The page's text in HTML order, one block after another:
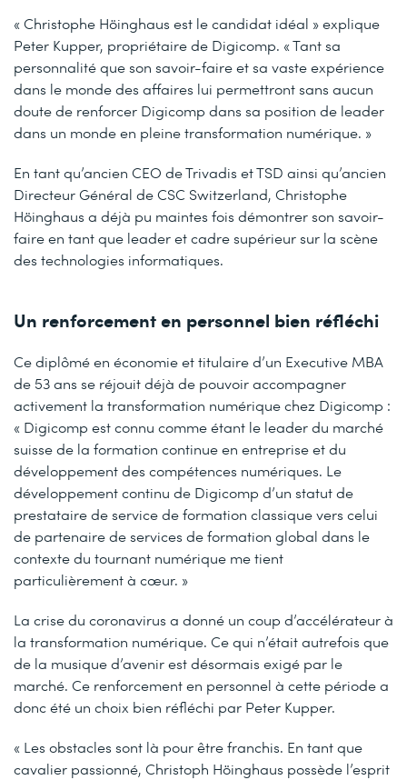
« Christophe Höinghaus est le candidat idéal » explique
Peter Kupper, propriétaire de Digicomp. « Tant sa
personnalité que son savoir-faire et sa vaste expérience
dans le monde des affaires lui permettront sans aucun
doute de renforcer Digicomp dans sa position de leader
dans un monde en pleine transformation numérique. »
En tant qu’ancien CEO de Trivadis et TSD ainsi qu’ancien
Directeur Général de CSC Switzerland, Christophe
Höinghaus a déjà pu maintes fois démontrer son savoir-
faire en tant que leader et cadre supérieur sur la scène
des technologies informatiques.
Un renforcement en personnel bien réfléchi
Ce diplômé en économie et titulaire d’un Executive MBA
de 53 ans se réjouit déjà de pouvoir accompagner
activement la transformation numérique chez Digicomp :
« Digicomp est connu comme étant le leader du marché
suisse de la formation continue en entreprise et du
développement des compétences numériques. Le
développement continu de Digicomp d’un statut de
prestataire de service de formation classique vers celui
de partenaire de services de formation global dans le
contexte du tournant numérique me tient
particulièrement à cœur. »
La crise du coronavirus a donné un coup d’accélérateur à
la transformation numérique. Ce qui n’était autrefois que
de la musique d’avenir est désormais exigé par le
marché. Ce renforcement en personnel à cette période a
donc été un choix bien réfléchi par Peter Kupper.
« Les obstacles sont là pour être franchis. En tant que
cavalier passionné, Christoph Höinghaus possède l’esprit